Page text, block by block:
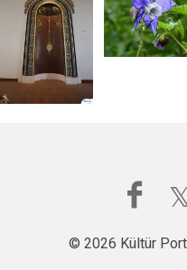
© 2026 Kültür